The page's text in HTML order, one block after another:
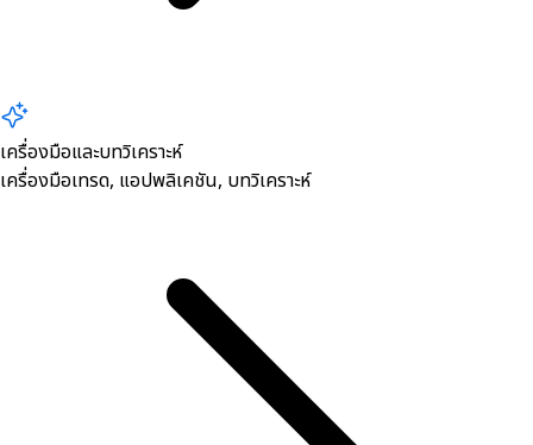
เครื่องมือและบทวิเคราะห์
เครื่องมือเทรด, ​แอปพลิเคชัน, บทวิเคราะห์